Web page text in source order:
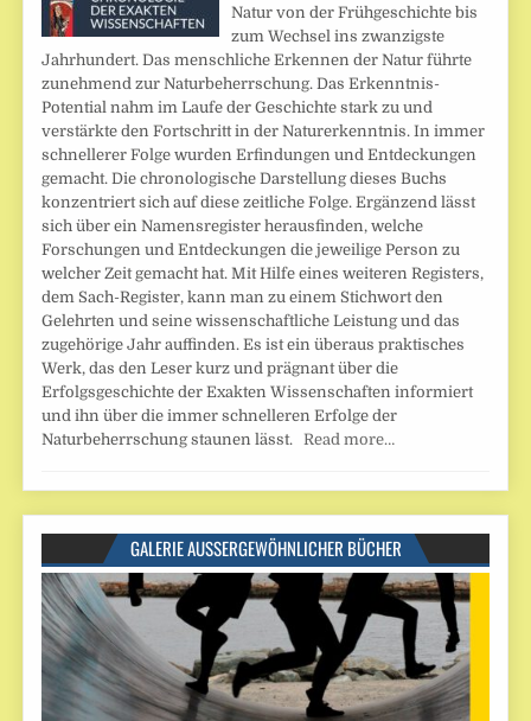
Natur von der Frühgeschichte bis
zum Wechsel ins zwanzigste
Jahrhundert. Das menschliche Erkennen der Natur führte
zunehmend zur Naturbeherrschung. Das Erkenntnis-
Potential nahm im Laufe der Geschichte stark zu und
verstärkte den Fortschritt in der Naturerkenntnis. In immer
schnellerer Folge wurden Erfindungen und Entdeckungen
gemacht. Die chronologische Darstellung dieses Buchs
konzentriert sich auf diese zeitliche Folge. Ergänzend lässt
sich über ein Namensregister herausfinden, welche
Forschungen und Entdeckungen die jeweilige Person zu
welcher Zeit gemacht hat. Mit Hilfe eines weiteren Registers,
dem Sach-Register, kann man zu einem Stichwort den
Gelehrten und seine wissenschaftliche Leistung und das
zugehörige Jahr auffinden. Es ist ein überaus praktisches
Werk, das den Leser kurz und prägnant über die
Erfolgsgeschichte der Exakten Wissenschaften informiert
und ihn über die immer schnelleren Erfolge der
Naturbeherrschung staunen lässt.Read more…
GALERIE AUSSERGEWÖHNLICHER BÜCHER